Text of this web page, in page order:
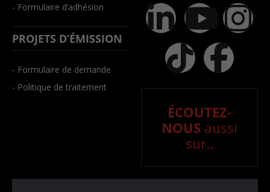
- Formulaire d’adhésion
PROJETS D’ÉMISSION
- Formulaire de demande
- Politique de traitement
ÉCOUTEZ-
NOUS aussi
sur..